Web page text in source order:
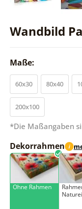
Wandbild
Maße:
60x30 80x40
200x100
*Die Maßangaben
Dekorrahmen i
Ohne Rahmen